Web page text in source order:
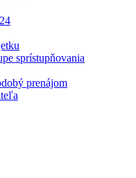
sprístupňovania
prenájom